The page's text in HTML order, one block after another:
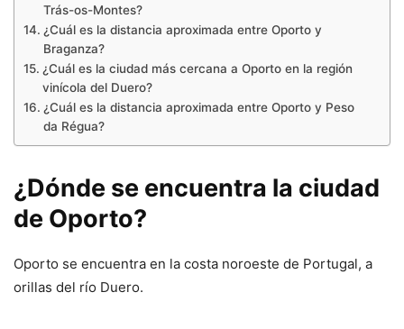
Trás-os-Montes?
¿Cuál es la distancia aproximada entre Oporto y
Braganza?
¿Cuál es la ciudad más cercana a Oporto en la región
vinícola del Duero?
¿Cuál es la distancia aproximada entre Oporto y Peso
da Régua?
¿Dónde se encuentra la ciudad
de Oporto?
Oporto se encuentra en la costa noroeste de Portugal, a
orillas del río Duero.